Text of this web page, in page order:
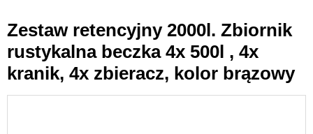
Zestaw retencyjny 2000l. Zbiornik
rustykalna beczka 4x 500l , 4x
kranik, 4x zbieracz, kolor brązowy